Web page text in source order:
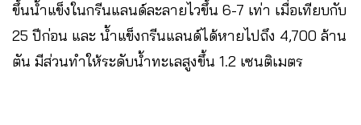
ขึ้นน้ำแข็งในกรีนแลนด์ละลายไวขึ้น 6-7 เท่า เมื่อเทียบกับ
25 ปีก่อน และ น้ำแข็งกรีนแลนด์ได้หายไปถึง 4,700 ล้าน
ตัน มีส่วนทำให้ระดับน้ำทะเลสูงขึ้น 1.2 เซนติเมตร